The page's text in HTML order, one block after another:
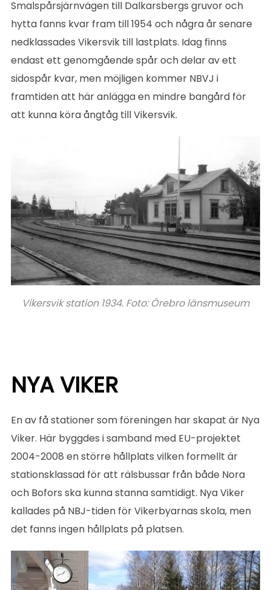
Smalspårsjärnvägen till Dalkarsbergs gruvor och
hytta fanns kvar fram till 1954 och några år senare
nedklassades Vikersvik till lastplats. Idag finns
endast ett genomgående spår och delar av ett
sidospår kvar, men möjligen kommer NBVJ i
framtiden att här anlägga en mindre bangård för
att kunna köra ångtåg till Vikersvik.
Vikersvik station 1934. Foto: Örebro länsmuseum
NYA VIKER
En av få stationer som föreningen har skapat är Nya
Viker. Här byggdes i samband med EU-projektet
2004-2008 en större hållplats vilken formellt är
stationsklassad för att rälsbussar från både Nora
och Bofors ska kunna stanna samtidigt. Nya Viker
kallades på NBJ-tiden för Vikerbyarnas skola, men
det fanns ingen hållplats på platsen.